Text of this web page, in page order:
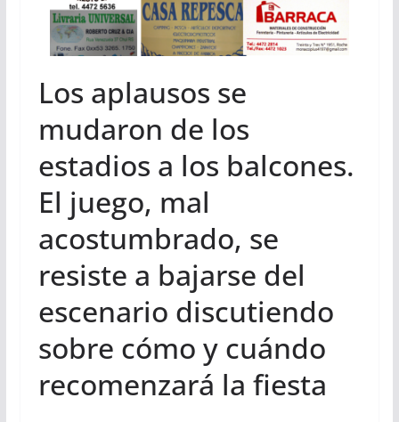
Los aplausos se
mudaron de los
estadios a los balcones.
El juego, mal
acostumbrado, se
resiste a bajarse del
escenario discutiendo
sobre cómo y cuándo
recomenzará la fiesta